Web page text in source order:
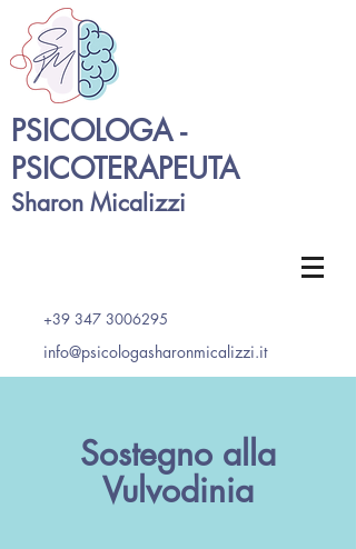
PSICOLOGA -
PSICOTERAPEUTA
Sharon Micalizzi
+39 347 3006295
info@psicologasharonmicalizzi.it
Sostegno alla
Vulvodinia